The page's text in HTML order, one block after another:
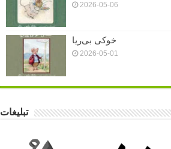
2026-05-06
خوکی بی‌ریا
2026-05-01
تبلیغات